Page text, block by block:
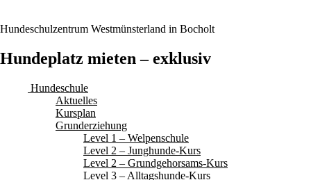
Hundeschulzentrum Westmünsterland in Bocholt
Hundeplatz mieten – exklusiv
Hundeschule
Aktuelles
Kursplan
Grunderziehung
Level 1 – Welpenschule
Level 2 – Junghunde-Kurs
Level 2 – Grundgehorsams-Kurs
Level 3 – Alltagshunde-Kurs